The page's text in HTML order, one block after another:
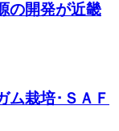
の開発が近畿
ム栽培･ＳＡＦ